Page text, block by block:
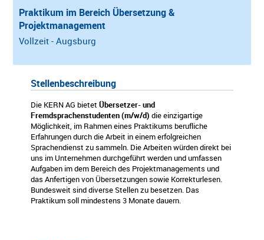
Praktikum im Bereich Übersetzung &
Projektmanagement
Vollzeit - Augsburg
Stellenbeschreibung
Die KERN AG bietetÜbersetzer- und
Fremdsprachenstudenten (m/w/d) die einzigartige
Möglichkeit, im Rahmen eines Praktikums berufliche
Erfahrungen durch die Arbeit in einem erfolgreichen
Sprachendienst zu sammeln. Die Arbeiten würden direkt bei
uns im Unternehmen durchgeführt werden und umfassen
Aufgaben im dem Bereich des Projektmanagements und
das Anfertigen von Übersetzungen sowie Korrekturlesen.
Bundesweit sind diverse Stellen zu besetzen. Das
Praktikum soll mindestens 3 Monate dauern.